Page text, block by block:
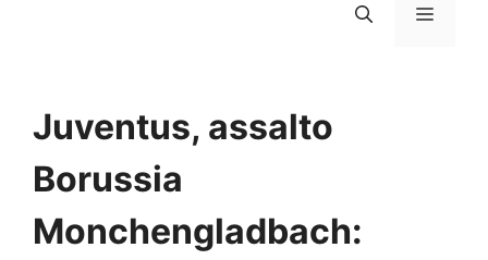
MENU
Juventus, assalto
Borussia
Monchengladbach: